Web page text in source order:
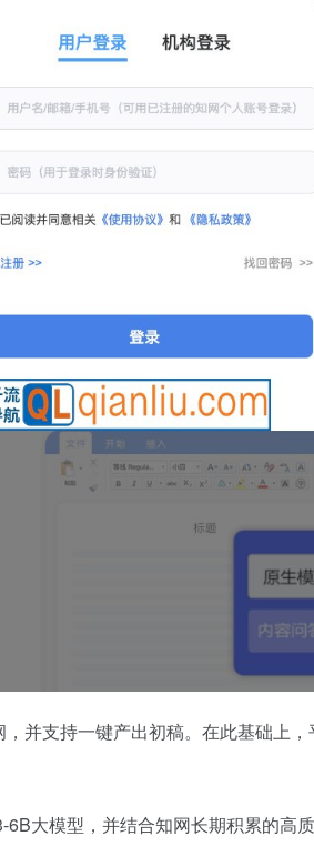
并支持一键产出初稿。在此基础上
大模型，并结合知网长期积累的高